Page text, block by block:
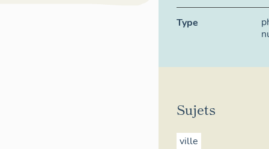
Type
Sujets
ville